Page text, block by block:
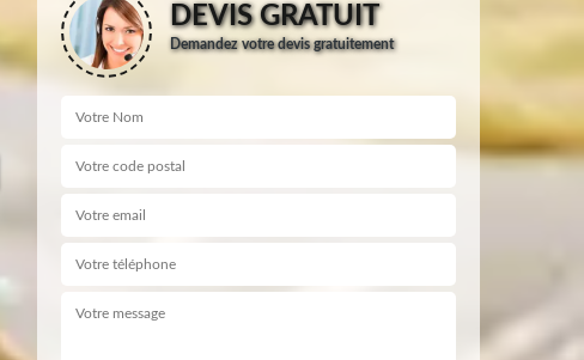
DEVIS GRATUIT
Demandez votre devis gratuitement